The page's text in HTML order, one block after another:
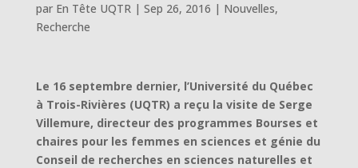
par En Tête UQTR| Sep 26, 2016 | Nouvelles,
Recherche
Le 16 septembre dernier, l’Université du Québec
à Trois-Rivières (UQTR) a reçu la visite de Serge
Villemure, directeur des programmes Bourses et
chaires pour les femmes en sciences et génie du
Conseil de recherches en sciences naturelles et